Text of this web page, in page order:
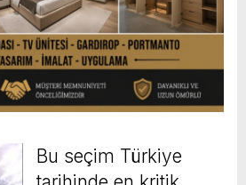
Bu seçim Türkiye